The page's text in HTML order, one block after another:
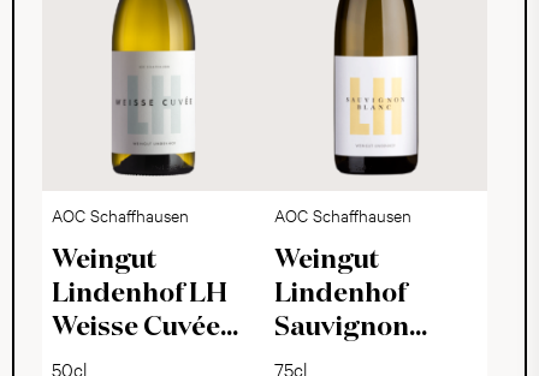
AOC Schaffhausen
Weingut
Lindenhof LH
Weisse Cuvée
2024
50cl
AOC Schaffhausen
Weingut
Lindenhof
Sauvignon
Blanc 2024
75cl